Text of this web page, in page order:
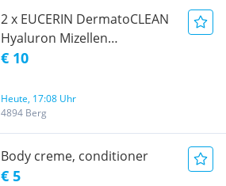
2 x EUCERIN DermatoCLEAN
Hyaluron Mizellen
Reinigungsfluid 3:1/ 100 ml
€ 10
Heute, 17:08 Uhr
4894 Berg
Body creme, conditioner
€ 5